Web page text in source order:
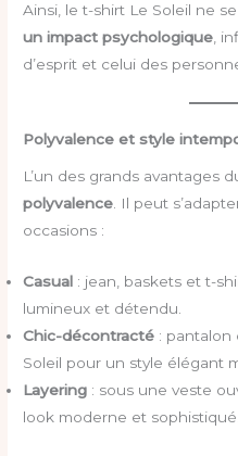
Ainsi, le t-shirt Le Soleil ne
un impact psychologique ,
d’esprit et celui des
Polyvalence et style
L’un des grands avantages
polyvalence. Il peut
occasions :
Casual : jean, baskets et t-
lumineux et détendu.
Chic-décontracté : pantalon
Soleil pour un style élégant
Layering : sous une veste
look moderne et sophistiqué.